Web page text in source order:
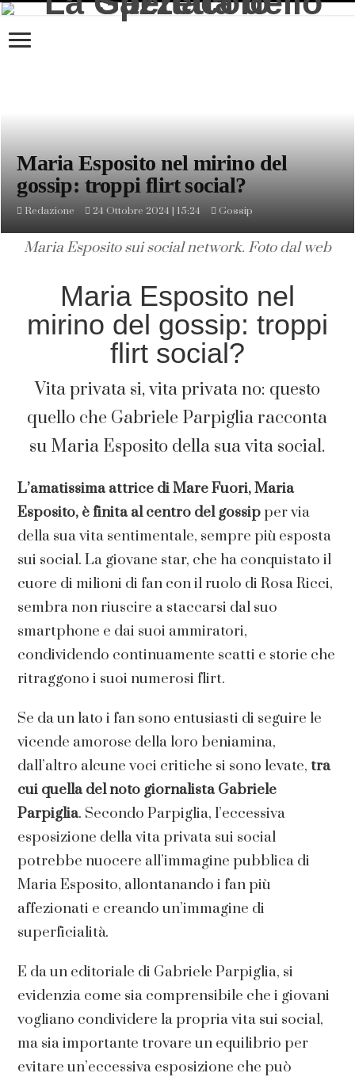
Maria Esposito nel mirino del
gossip: troppi flirt social?
Redazione 24 Ottobre 2024 | 15:24 Gossip
Maria Esposito sui social network. Foto dal web
Maria Esposito nel
mirino del gossip: troppi
flirt social?
Vita privata si, vita privata no: questo
quello che Gabriele Parpiglia racconta
su Maria Esposito della sua vita social.
L’amatissima attrice di Mare Fuori, Maria
Esposito, è finita al centro del gossip per via
della sua vita sentimentale, sempre più esposta
sui social. La giovane star, che ha conquistato il
cuore di milioni di fan con il ruolo di Rosa Ricci,
sembra non riuscire a staccarsi dal suo
smartphone e dai suoi ammiratori,
condividendo continuamente scatti e storie che
ritraggono i suoi numerosi flirt.
Se da un lato i fan sono entusiasti di seguire le
vicende amorose della loro beniamina,
dall’altro alcune voci critiche si sono levate,tra
cui quella del noto giornalista Gabriele
Parpiglia. Secondo Parpiglia, l’eccessiva
esposizione della vita privata sui social
potrebbe nuocere all’immagine pubblica di
Maria Esposito, allontanando i fan più
affezionati e creando un’immagine di
superficialità.
E da un editoriale di Gabriele Parpiglia, si
evidenzia come sia comprensibile che i giovani
vogliano condividere la propria vita sui social,
ma sia importante trovare un equilibrio per
evitare un’eccessiva esposizione che può